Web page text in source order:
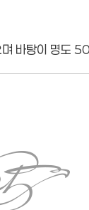
바탕이 명도